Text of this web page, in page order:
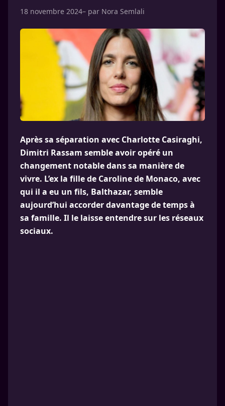
18 novembre 2024– par Nora Semlali
Après sa séparation avec Charlotte Casiraghi,
Dimitri Rassam semble avoir opéré un
changement notable dans sa manière de
vivre. L’ex la fille de Caroline de Monaco, avec
qui il a eu un fils, Balthazar, semble
aujourd’hui accorder davantage de temps à
sa famille. Il le laisse entendre sur les réseaux
sociaux.